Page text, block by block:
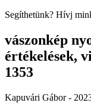
Segíthetünk? Hívj
vászonkép
értékelések,
1353
Kapuvári Gábor -